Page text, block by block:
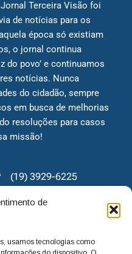
de
usamos tecnologias como
do cidadão, sempre
em busca de melhorias
resoluções para casos
missão!
(19) 3929-6225